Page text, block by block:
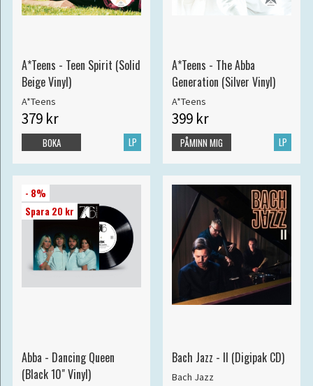
A*Teens - Teen Spirit (Solid
Beige Vinyl)
A*Teens
379 kr
LP
BOKA
A*Teens - The Abba
Generation (Silver Vinyl)
A*Teens
399 kr
LP
PÅMINN MIG
- 8%
Spara 20 kr
Abba - Dancing Queen
(Black 10" Vinyl)
Bach Jazz - II (Digipak CD)
Bach Jazz